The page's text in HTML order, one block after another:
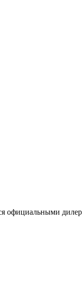
официальными